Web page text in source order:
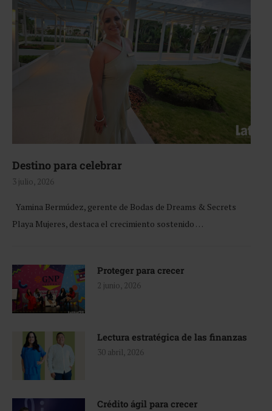
Destino para celebrar
3 julio, 2026
Yamina Bermúdez, gerente de Bodas de Dreams & Secrets
Playa Mujeres, destaca el crecimiento sostenido …
Proteger para crecer
2 junio, 2026
Lectura estratégica de las finanzas
30 abril, 2026
Crédito ágil para crecer